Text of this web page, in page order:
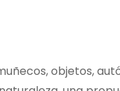
objetos,